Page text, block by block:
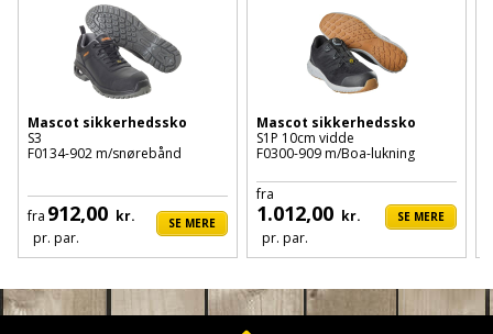
dørgreb
lås
Fugemateriale
og
lim
Byggepladshegn
Byggepladstrapper
Donkraft
Fedtpresser
Fil
bænkslibertilbehør
Båndsav
Båndsliber
og
bænksliber
Batteri
Havetraktor
Højtryksrenser
Husvandværk
Løvsuger
og
løvblæser
Batterier
Belægningssten
Belysning
Bilpleje
og
autotilbehør
Malerværktøj
Maling
indendørs
Maling
Polyfilla
Rengøring
og
Badeværelse
afløb
rør
Radiator
Rør
Tilbudsavis
Log
kr.
Mascot sikkerhedssko
S3
F0134-902 m/snørebånd
fra 912,00 kr.
pr. par.
SE MERE
Mascot sikkerhedssko
S1P 10cm vidde
F0300-909 m/Boa-lukning
fra
1.012,00 kr.
pr. par.
SE MERE